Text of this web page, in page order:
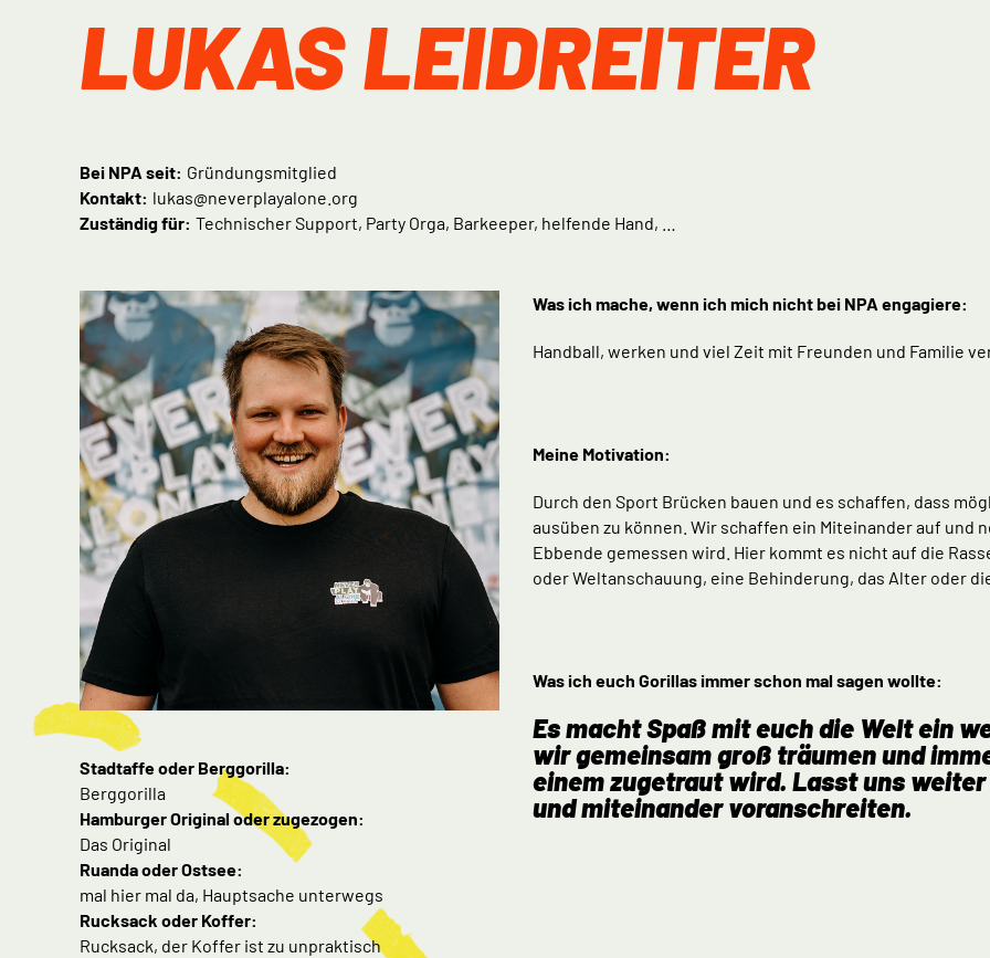
LUKAS LEIDREITER
Bei NPA seit: Gründungsmitglied
Kontakt: lukas@neverplayalone.org
Zuständig für: Technischer Support, Party Orga, Barkeeper, helfende Hand, …
Stadtaffe oder Berggorilla:
Berggorilla
Hamburger Original oder zugezogen:
Das Original
Ruanda oder Ostsee:
mal hier mal da, Hauptsache unterwegs
Rucksack oder Koffer:
Rucksack, der Koffer ist zu unpraktisch
Was ich mache, wenn ich mich nicht bei NPA engagiere:
Handball, werken und viel Zeit mit Freunden und Familie
Meine Motivation:
Durch den Sport Brücken bauen und es schaffen, dass
ausüben zu können. Wir schaffen ein Miteinander auf und
Ebbende gemessen wird. Hier kommt es nicht auf die
oder Weltanschauung, eine Behinderung, das Alter oder
Was ich euch Gorillas immer schon mal sagen wollte:
Es macht Spaß mit euch die Welt ein
wir gemeinsam groß träumen und
einem zugetraut wird. Lasst uns
und miteinander voranschreiten.